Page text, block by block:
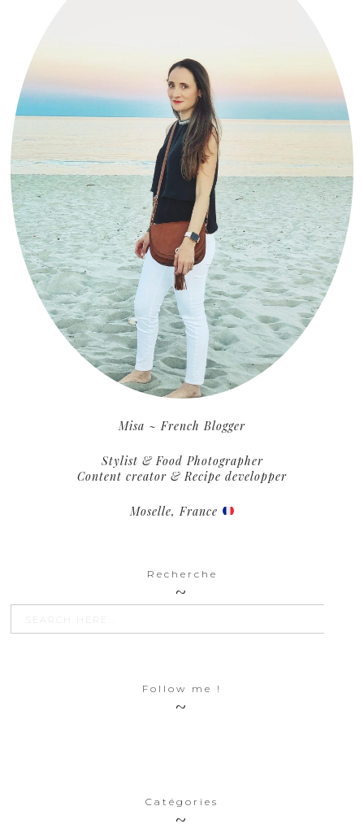
Misa ~ French Blogger
Stylist & Food Photographer
Content creator & Recipe developper
Moselle, France
Recherche
Search SEARCH
Follow me !
Catégories